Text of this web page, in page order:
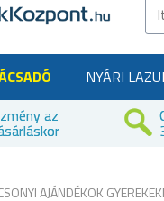
NYÁRI
az
AJÁNDÉKOK